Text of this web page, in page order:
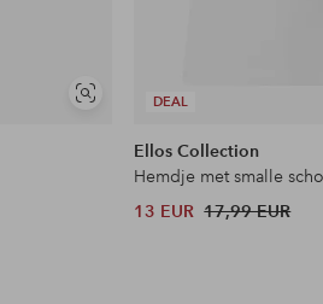
SoortgelijkeDEAL
Ellos Collection
Hemdje met smalle
13 EUR 17,99 EUR